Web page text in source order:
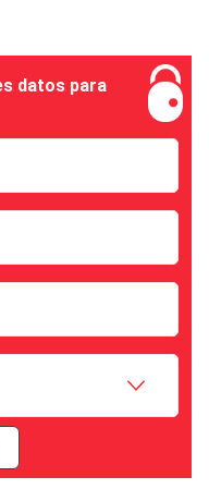
datos para